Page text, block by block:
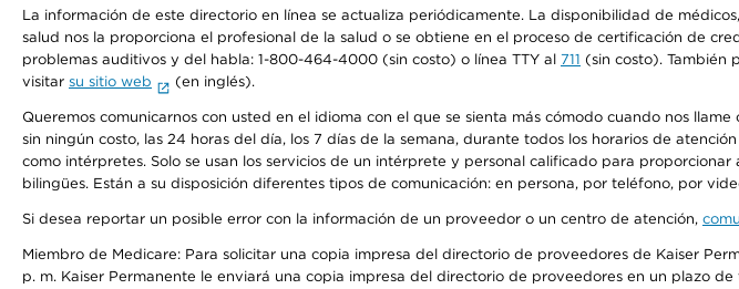
La información de este directorio en línea se actualiza periódicamente. La disponibilidad de
salud nos la proporciona el profesional de la salud o se obtiene en el proceso de certificación de
problemas auditivos y del habla: 1-800-464-4000 (sin costo) o línea TTY al 711 (sin costo). También
visitar su sitio web (en inglés).
Queremos comunicarnos con usted en el idioma con el que se sienta más cómodo cuando nos
sin ningún costo, las 24 horas del día, los 7 días de la semana, durante todos los horarios de
como intérpretes. Solo se usan los servicios de un intérprete y personal calificado para
bilingües. Están a su disposición diferentes tipos de comunicación: en persona, por teléfono, por
Si desea reportar un posible error con la información de un proveedor o un centro de atención,
Miembro de Medicare: Para solicitar una copia impresa del directorio de proveedores de Kaiser
p. m. Kaiser Permanente le enviará una copia impresa del directorio de proveedores en un plazo